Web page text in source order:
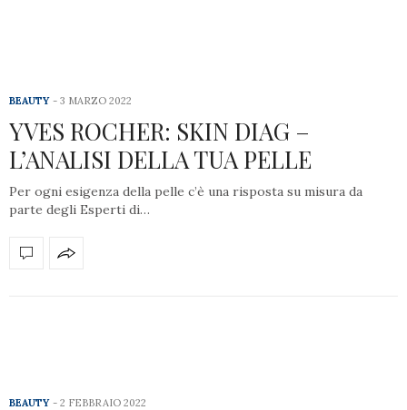
BEAUTY 3 MARZO 2022
YVES ROCHER: SKIN DIAG –
L’ANALISI DELLA TUA PELLE
Per ogni esigenza della pelle c’è una risposta su misura da
parte degli Esperti di…
BEAUTY 2 FEBBRAIO 2022